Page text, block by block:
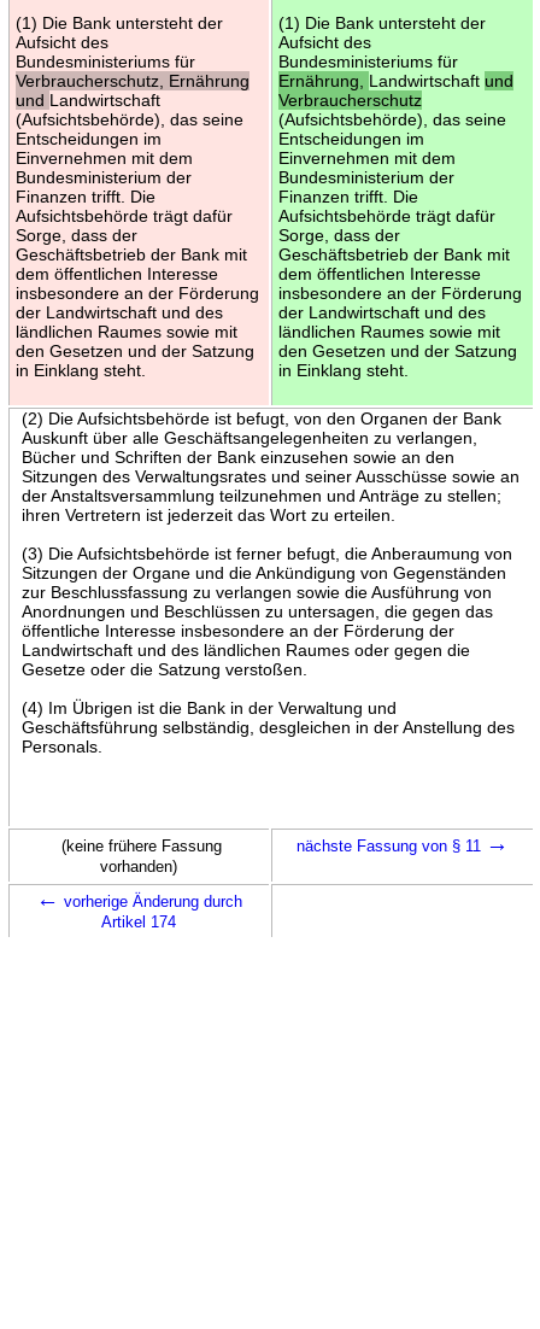
(1) Die Bank untersteht der
Aufsicht des
Bundesministeriums für
Verbraucherschutz, Ernährung
und Landwirtschaft
(Aufsichtsbehörde), das seine
Entscheidungen im
Einvernehmen mit dem
Bundesministerium der
Finanzen trifft. Die
Aufsichtsbehörde trägt dafür
Sorge, dass der
Geschäftsbetrieb der Bank mit
dem öffentlichen Interesse
insbesondere an der Förderung
der Landwirtschaft und des
ländlichen Raumes sowie mit
den Gesetzen und der Satzung
in Einklang steht.
(1) Die Bank untersteht der
Aufsicht des
Bundesministeriums für
Ernährung, Landwirtschaft und
Verbraucherschutz
(Aufsichtsbehörde), das seine
Entscheidungen im
Einvernehmen mit dem
Bundesministerium der
Finanzen trifft. Die
Aufsichtsbehörde trägt dafür
Sorge, dass der
Geschäftsbetrieb der Bank mit
dem öffentlichen Interesse
insbesondere an der Förderung
der Landwirtschaft und des
ländlichen Raumes sowie mit
den Gesetzen und der Satzung
in Einklang steht.
(2) Die Aufsichtsbehörde ist befugt, von den Organen der Bank
Auskunft über alle Geschäftsangelegenheiten zu verlangen,
Bücher und Schriften der Bank einzusehen sowie an den
Sitzungen des Verwaltungsrates und seiner Ausschüsse sowie an
der Anstaltsversammlung teilzunehmen und Anträge zu stellen;
ihren Vertretern ist jederzeit das Wort zu erteilen.
(3) Die Aufsichtsbehörde ist ferner befugt, die Anberaumung von
Sitzungen der Organe und die Ankündigung von Gegenständen
zur Beschlussfassung zu verlangen sowie die Ausführung von
Anordnungen und Beschlüssen zu untersagen, die gegen das
öffentliche Interesse insbesondere an der Förderung der
Landwirtschaft und des ländlichen Raumes oder gegen die
Gesetze oder die Satzung verstoßen.
(4) Im Übrigen ist die Bank in der Verwaltung und
Geschäftsführung selbständig, desgleichen in der Anstellung des
Personals.
(keine frühere Fassung
vorhanden)
nächste Fassung von § 11 →
← vorherige Änderung durch
Artikel 174